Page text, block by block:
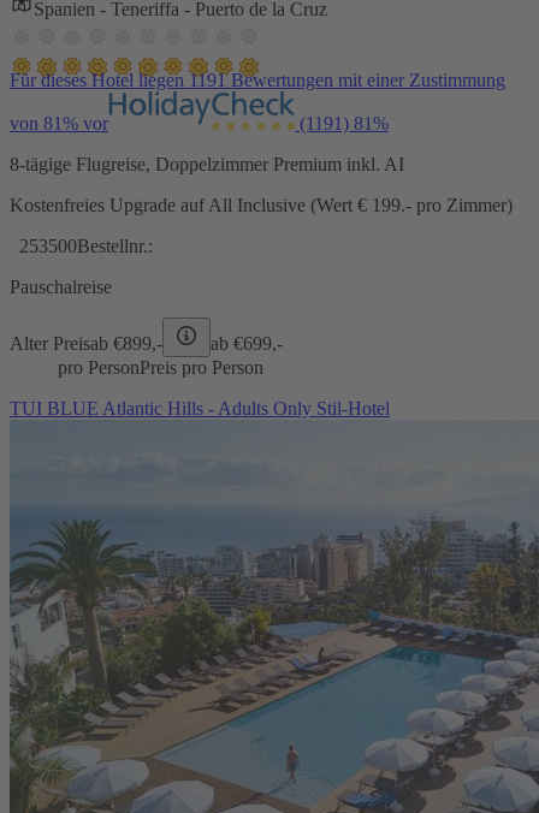
Spanien - Teneriffa - Puerto de la Cruz
Für dieses Hotel liegen 1191 Bewertungen mit einer Zustimmung
von 81% vor (1191) 81%
8-tägige Flugreise, Doppelzimmer Premium inkl. AI
Kostenfreies Upgrade auf All Inclusive (Wert € 199.- pro Zimmer)
253500Bestellnr.:
Pauschalreise
Alter Preisab €899,- ab €699,-
pro PersonPreis pro Person
TUI BLUE Atlantic Hills - Adults Only Stil-Hotel